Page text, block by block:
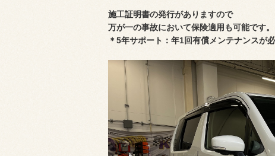
施工証明書の発行がありますので
万が一の事故において保険適用も可能です。
＊5年サポート：年1回有償メンテナンスが必